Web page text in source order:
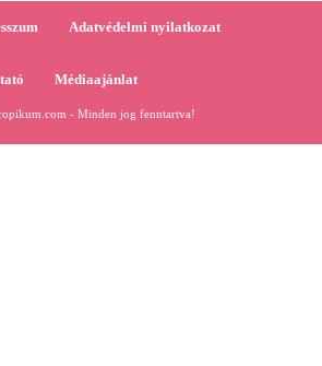
Adatvédelmi nyilatkozat
Médiaajánlat
- Minden jog fenntartva!